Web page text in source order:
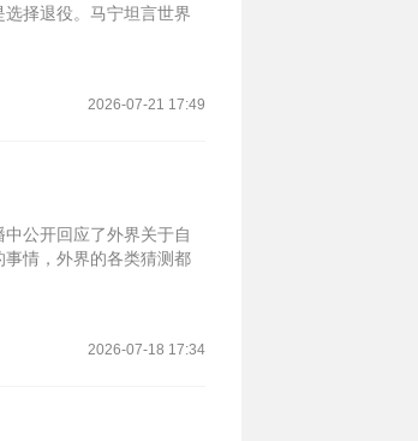
择退役。马宁坦言世界
2026-07-21 17:49
公开回应了外界关于自
情，外界的各类猜测都
2026-07-18 17:34